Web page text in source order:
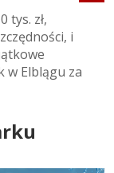
tys. zł,
i
w Elblągu za